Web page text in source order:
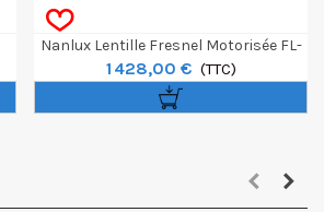
Nanlux Lentille Fresnel Motorisée FL-
35E Pour Evoke 2400B
1 428,00 € (TTC)